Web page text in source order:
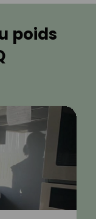
poids